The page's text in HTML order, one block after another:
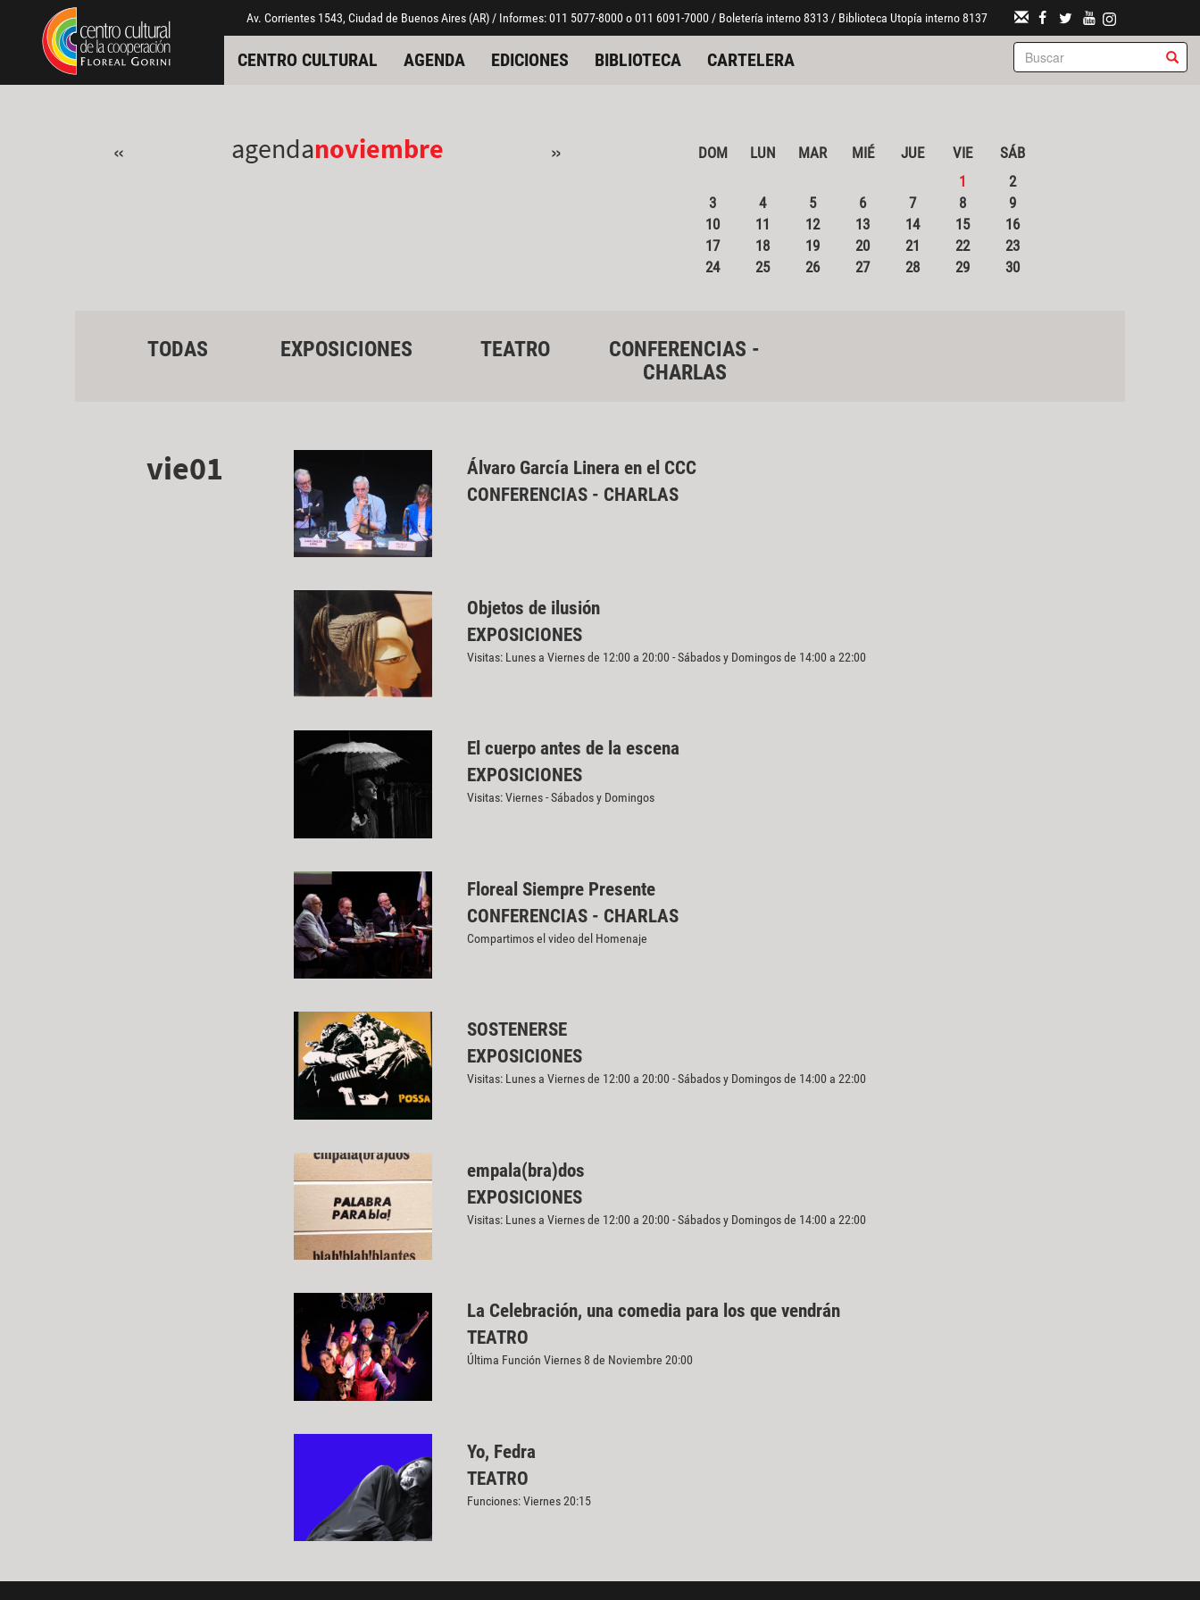
Pasar al contenido principal
Jump to main content Av. Corrientes 1543, Ciudad de Buenos Aires (AR) / Informes: 011 5077-8000 o 011 6091-7000 / Boletería interno 8313 / Biblioteca Utopía interno 8137
CENTRO CULTURAL AGENDA EDICIONES BIBLIOTECA CARTELERA
« agendanoviembre » DOM LUN MAR MIÉ JUE VIE
SÁB
1
2
3
4 5 6 7 8
9
10
11 12 13 14 15
16
17
18 19 20 21 22
23
24
25 26 27 28 29 30
TODAS EXPOSICIONES TEATRO
CONFERENCIAS -
CHARLAS
vie01
Álvaro García Linera en el CCC
CONFERENCIAS - CHARLAS
Objetos de ilusión
EXPOSICIONES
Visitas: Lunes a Viernes de 12:00 a 20:00 - Sábados y Domingos de 14:00 a 22:00
El cuerpo antes de la escena
EXPOSICIONES
Visitas: Viernes - Sábados y Domingos
Floreal Siempre Presente
CONFERENCIAS - CHARLAS
Compartimos el video del Homenaje
SOSTENERSE
EXPOSICIONES
Visitas: Lunes a Viernes de 12:00 a 20:00 - Sábados y Domingos de 14:00 a 22:00
empala(bra)dos
EXPOSICIONES
Visitas: Lunes a Viernes de 12:00 a 20:00 - Sábados y Domingos de 14:00 a 22:00
La Celebración, una comedia para los que vendrán
TEATRO
Última Función Viernes 8 de Noviembre 20:00
Yo, Fedra
TEATRO
Funciones: Viernes 20:15